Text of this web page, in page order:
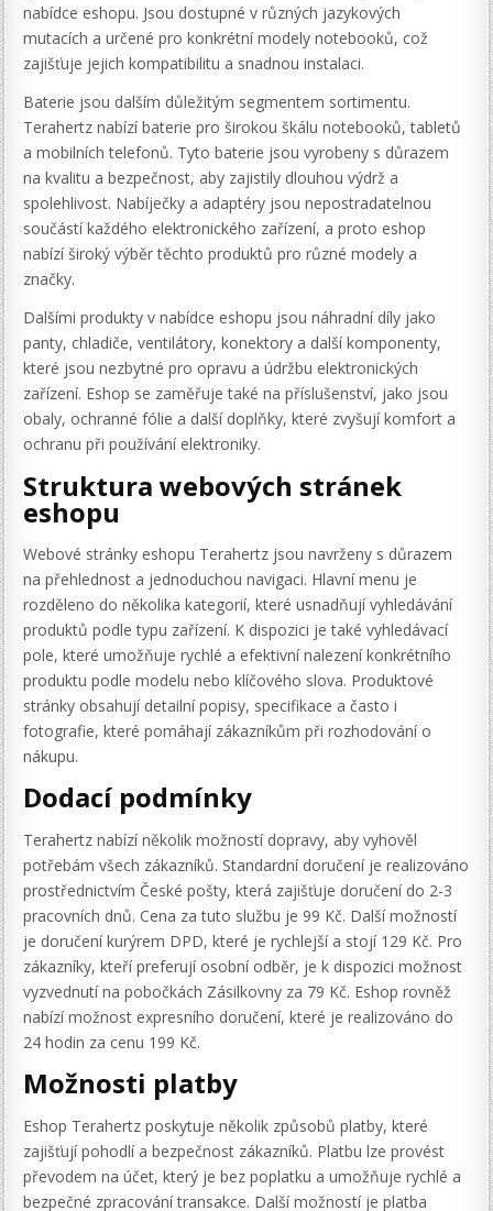
nabídce eshopu. Jsou dostupné v různých jazykových
mutacích a určené pro konkrétní modely notebooků, což
zajišťuje jejich kompatibilitu a snadnou instalaci.
Baterie jsou dalším důležitým segmentem sortimentu.
Terahertz nabízí baterie pro širokou škálu notebooků, tabletů
a mobilních telefonů. Tyto baterie jsou vyrobeny s důrazem
na kvalitu a bezpečnost, aby zajistily dlouhou výdrž a
spolehlivost. Nabíječky a adaptéry jsou nepostradatelnou
součástí každého elektronického zařízení, a proto eshop
nabízí široký výběr těchto produktů pro různé modely a
značky.
Dalšími produkty v nabídce eshopu jsou náhradní díly jako
panty, chladiče, ventilátory, konektory a další komponenty,
které jsou nezbytné pro opravu a údržbu elektronických
zařízení. Eshop se zaměřuje také na příslušenství, jako jsou
obaly, ochranné fólie a další doplňky, které zvyšují komfort a
ochranu při používání elektroniky.
Struktura webových stránek
eshopu
Webové stránky eshopu Terahertz jsou navrženy s důrazem
na přehlednost a jednoduchou navigaci. Hlavní menu je
rozděleno do několika kategorií, které usnadňují vyhledávání
produktů podle typu zařízení. K dispozici je také vyhledávací
pole, které umožňuje rychlé a efektivní nalezení konkrétního
produktu podle modelu nebo klíčového slova. Produktové
stránky obsahují detailní popisy, specifikace a často i
fotografie, které pomáhají zákazníkům při rozhodování o
nákupu.
Dodací podmínky
Terahertz nabízí několik možností dopravy, aby vyhověl
potřebám všech zákazníků. Standardní doručení je realizováno
prostřednictvím České pošty, která zajišťuje doručení do 2-3
pracovních dnů. Cena za tuto službu je 99 Kč. Další možností
je doručení kurýrem DPD, které je rychlejší a stojí 129 Kč. Pro
zákazníky, kteří preferují osobní odběr, je k dispozici možnost
vyzvednutí na pobočkách Zásilkovny za 79 Kč. Eshop rovněž
nabízí možnost expresního doručení, které je realizováno do
24 hodin za cenu 199 Kč.
Možnosti platby
Eshop Terahertz poskytuje několik způsobů platby, které
zajišťují pohodlí a bezpečnost zákazníků. Platbu lze provést
převodem na účet, který je bez poplatku a umožňuje rychlé a
bezpečné zpracování transakce. Další možností je platba